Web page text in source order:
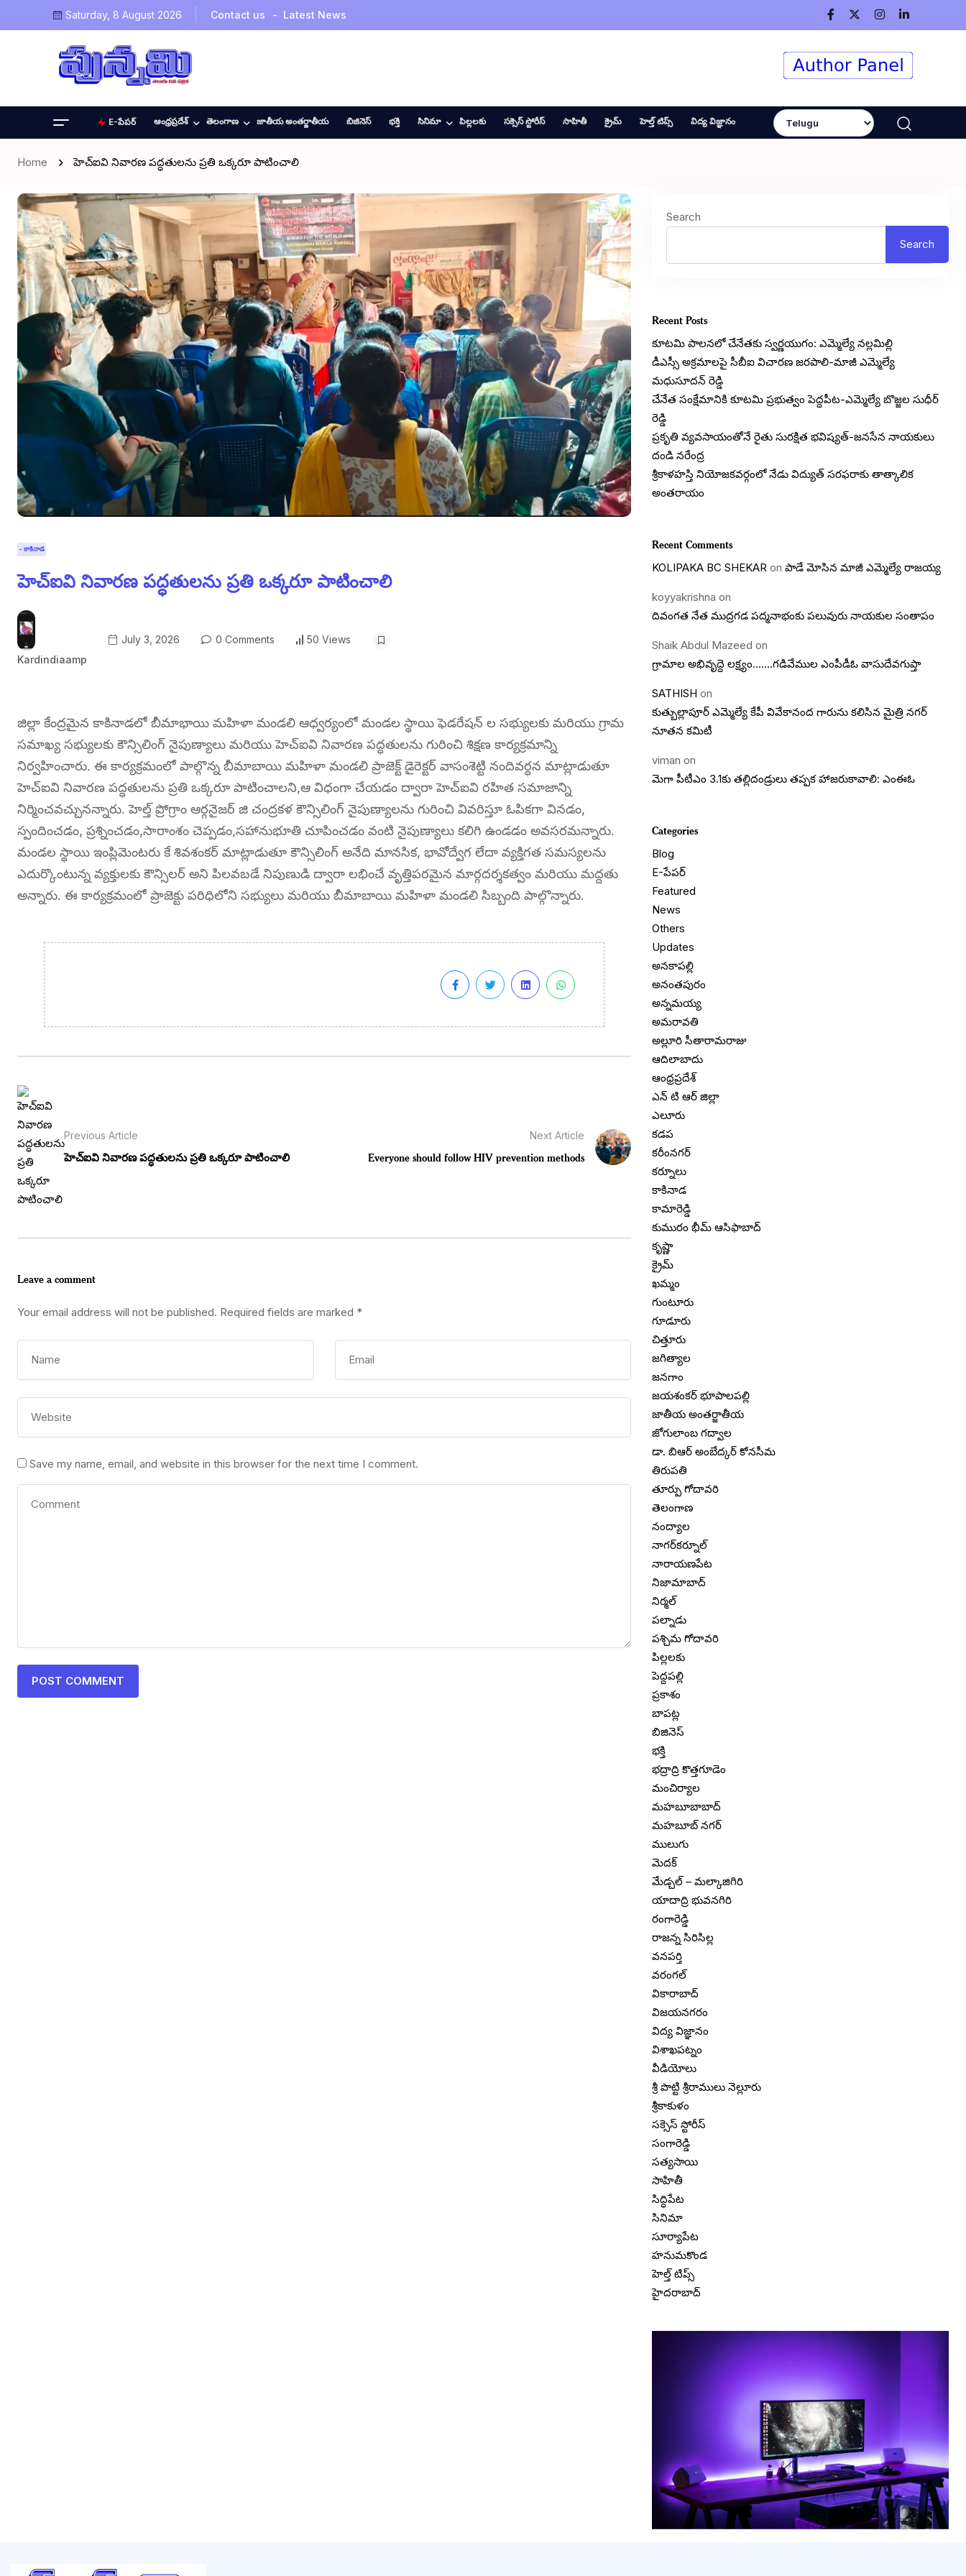
Saturday, 8 August 2026 Contact us Latest News
E-పేపర్ ఆంధ్రప్రదేశ్ తెలంగాణ జాతీయ అంతర్జాతీయ బిజినెస్ భక్తి సినిమా పిల్లలకు సక్సెస్ స్టోరీస్ సాహితీ క్రైమ్ హెల్త్ టిప్స్ విద్య విజ్ఞానం
Home హెచ్ఐవి నివారణ పద్ధతులను ప్రతి ఒక్కరూ పాటించాలి
- కాకినాడ
హెచ్ఐవి నివారణ పద్ధతులను ప్రతి ఒక్కరూ పాటించాలి
Kardindiaamp
July 3, 2026 0 Comments 50 Views
జిల్లా కేంద్రమైన కాకినాడలో బీమాభాయి మహిళా మండలి ఆధ్వర్యంలో మండల స్థాయి ఫెడరేషన్ ల సభ్యులకు మరియు గ్రామ
సమాఖ్య సభ్యులకు కౌన్సిలింగ్ నైపుణ్యాలు మరియు హెచ్ఐవి నివారణ పద్ధతులను గురించి శిక్షణ కార్యక్రమాన్ని
నిర్వహించారు. ఈ కార్యక్రమంలో పాల్గొన్న బీమాబాయి మహిళా మండలి ప్రాజెక్ట్ డైరెక్టర్ వాసంశెట్టి నందివర్ధన మాట్లాడుతూ
హెచ్ఐవి నివారణ పద్ధతులను ప్రతి ఒక్కరూ పాటించాలని,ఆ విధంగా చేయడం ద్వారా హెచ్ఐవి రహిత సమాజాన్ని
నిర్మించవచ్చునన్నారు. హెల్త్ ప్రోగ్రాం ఆర్గనైజర్ జి చంద్రకళ కౌన్సిలింగ్ నైపుణ్యాలను గురించి వివరిస్తూ ఓపికగా వినడం,
స్పందించడం, ప్రశ్నించడం,సారాంశం చెప్పడం,సహానుభూతి చూపించడం వంటి నైపుణ్యాలు కలిగి ఉండడం అవసరమన్నారు.
మండల స్థాయి ఇంప్లిమెంటరు కే శివశంకర్ మాట్లాడుతూ కౌన్సిలింగ్ అనేది మానసిక, భావోద్వేగ లేదా వ్యక్తిగత సమస్యలను
ఎదుర్కొంటున్న వ్యక్తులకు కౌన్సిలర్ అని పిలవబడే నిపుణుడి ద్వారా లభించే వృత్తిపరమైన మార్గదర్శకత్వం మరియు మద్దతు
అన్నారు. ఈ కార్యక్రమంలో ప్రాజెక్టు పరిధిలోని సభ్యులు మరియు బీమాబాయి మహిళా మండలి సిబ్బంది పాల్గొన్నారు.
Previous Article
హెచ్ఐవి నివారణ పద్ధతులను ప్రతి ఒక్కరూ పాటించాలి
Next Article
Everyone should follow HIV prevention methods
Leave a comment
Your email address will not be published. Required fields are marked *
Save my name, email, and website in this browser for the next time I comment.
Search
Search
Recent Posts
కూటమి పాలనలో చేనేతకు స్వర్ణయుగం: ఎమ్మెల్యే నల్లమిల్లి
డీఎస్సీ అక్రమాలపై సీబీఐ విచారణ జరపాలి-మాజీ ఎమ్మెల్యే
మధుసూదన్ రెడ్డి
చేనేత సంక్షేమానికి కూటమి ప్రభుత్వం పెద్దపీట-ఎమ్మెల్యే బొజ్జల సుధీర్
రెడ్డి
ప్రకృతి వ్యవసాయంతోనే రైతు సురక్షిత భవిష్యత్-జనసేన నాయకులు
దండి నరేంద్ర
శ్రీకాళహస్తి నియోజకవర్గంలో నేడు విద్యుత్ సరఫరాకు తాత్కాలిక
అంతరాయం
Recent Comments
KOLIPAKA BC SHEKAR onపాడే మోసిన మాజీ ఎమ్మెల్యే రాజయ్య
koyyakrishna on
దివంగత నేత ముద్రగడ పద్మనాభంకు పలువురు నాయకుల సంతాపం
Shaik Abdul Mazeed on
గ్రామాల అభివృద్దె లక్ష్యం…….గడివేముల ఎంపీడీఓ వాసుదేవగుప్తా
SATHISH on
కుత్బుల్లాపూర్ ఎమ్మెల్యే కేపీ వివేకానంద గారును కలిసిన మైత్రి నగర్
నూతన కమిటీ
viman on
మెగా పీటీఎం 3.1కు తల్లిదండ్రులు తప్పక హాజరుకావాలి: ఎంఈఓ
Categories
Blog
E-పేపర్
Featured
News
Others
Updates
అనకాపల్లి
అనంతపురం
అన్నమయ్య
అమరావతి
అల్లూరి సీతారామరాజు
ఆదిలాబాదు
ఆంధ్రప్రదేశ్
ఎన్ టి ఆర్ జిల్లా
ఎలూరు
కడప
కరీంనగర్
కర్నూలు
కాకినాడ
కామారెడ్డి
కుమురం భీమ్ ఆసిఫాబాద్
కృష్ణా
క్రైమ్
ఖమ్మం
గుంటూరు
గూడూరు
చిత్తూరు
జగిత్యాల
జనగాం
జయశంకర్ భూపాలపల్లి
జాతీయ అంతర్జాతీయ
జోగులాంబ గద్వాల
డా. బిఆర్ అంబేద్కర్ కోనసీమ
తిరుపతి
తూర్పు గోదావరి
తెలంగాణ
నంద్యాల
నాగర్‌కర్నూల్
నారాయణపేట
నిజామాబాద్
నిర్మల్
పల్నాడు
పశ్చిమ గోదావరి
పిల్లలకు
పెద్దపల్లి
ప్రకాశం
బాపట్ల
బిజినెస్
భక్తి
భద్రాద్రి కొత్తగూడెం
మంచిర్యాల
మహబూబాబాద్
మహబూబ్ నగర్
ములుగు
మెదక్
మేడ్చల్ – మల్కాజిగిరి
యాదాద్రి భువనగిరి
రంగారెడ్డి
రాజన్న సిరిసిల్ల
వనపర్తి
వరంగల్
వికారాబాద్
విజయనగరం
విద్య విజ్ఞానం
విశాఖపట్నం
వీడియోలు
శ్రీ పొట్టి శ్రీరాములు నెల్లూరు
శ్రీకాకుళం
సక్సెస్ స్టోరీస్
సంగారెడ్డి
సత్యసాయి
సాహితీ
సిద్ధిపేట
సినిమా
సూర్యాపేట
హనుమకొండ
హెల్త్ టిప్స్
హైదరాబాద్